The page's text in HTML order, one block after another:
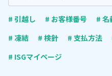
# 引越し # お客様番号 # 名
# 凍結
# 検針 # 支払方法
# ISGマイページ